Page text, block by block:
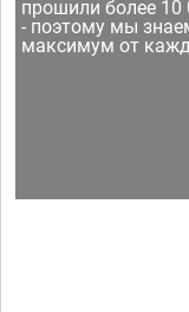
прошили более 10
- поэтому мы
максимум от